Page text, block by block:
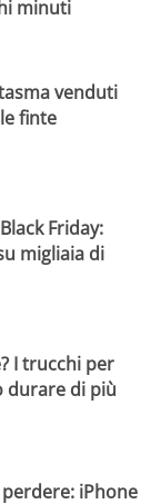
minuti
venduti
finte
Friday:
migliaia di
I trucchi per
durare di più
iPhone